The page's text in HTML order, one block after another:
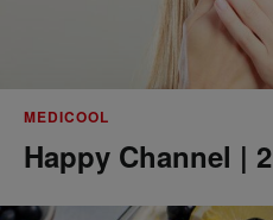
MEDICOOL
Happy Channel | 2